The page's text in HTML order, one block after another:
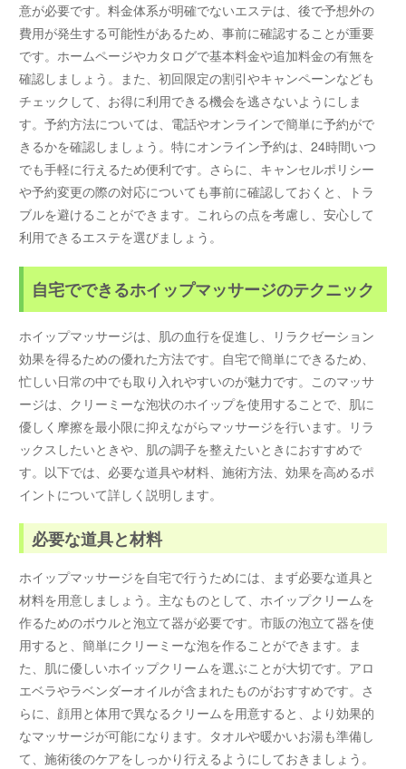
意が必要です。料金体系が明確でないエステは、後で予想外の
費用が発生する可能性があるため、事前に確認することが重要
です。ホームページやカタログで基本料金や追加料金の有無を
確認しましょう。また、初回限定の割引やキャンペーンなども
チェックして、お得に利用できる機会を逃さないようにしま
す。予約方法については、電話やオンラインで簡単に予約がで
きるかを確認しましょう。特にオンライン予約は、24時間いつ
でも手軽に行えるため便利です。さらに、キャンセルポリシー
や予約変更の際の対応についても事前に確認しておくと、トラ
ブルを避けることができます。これらの点を考慮し、安心して
利用できるエステを選びましょう。
自宅でできるホイップマッサージのテクニック
ホイップマッサージは、肌の血行を促進し、リラクゼーション
効果を得るための優れた方法です。自宅で簡単にできるため、
忙しい日常の中でも取り入れやすいのが魅力です。このマッサ
ージは、クリーミーな泡状のホイップを使用することで、肌に
優しく摩擦を最小限に抑えながらマッサージを行います。リラ
ックスしたいときや、肌の調子を整えたいときにおすすめで
す。以下では、必要な道具や材料、施術方法、効果を高めるポ
イントについて詳しく説明します。
必要な道具と材料
ホイップマッサージを自宅で行うためには、まず必要な道具と
材料を用意しましょう。主なものとして、ホイップクリームを
作るためのボウルと泡立て器が必要です。市販の泡立て器を使
用すると、簡単にクリーミーな泡を作ることができます。ま
た、肌に優しいホイップクリームを選ぶことが大切です。アロ
エベラやラベンダーオイルが含まれたものがおすすめです。さ
らに、顔用と体用で異なるクリームを用意すると、より効果的
なマッサージが可能になります。タオルや暖かいお湯も準備し
て、施術後のケアをしっかり行えるようにしておきましょう。